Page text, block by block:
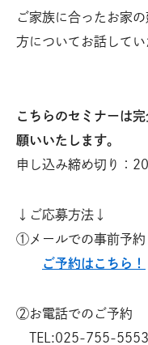
ご家族に合ったお家
方についてお話してい
こちらのセミナーは
願いいたします。
申し込み締め切り：
↓ご応募方法↓
①メールでの事前予約
ご予約はこちら！
②お電話でのご予約
TEL:025-755-5553